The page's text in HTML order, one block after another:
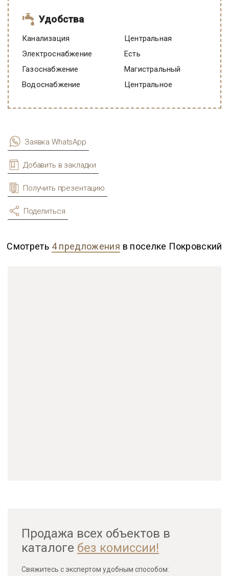
Удобства
Канализация
Центральная
Электроснабжение
есть
Газоснабжение
Магистральный
Водоснабжение
Центральное
Заявка WhatsApp
Добавить в закладки
Получить презентацию
Поделиться
Смотреть 4 предложения в поселке Покровский
Продажа всех объектов в
каталоге без комиссии!
Свяжитесь с экспертом удобным способом: